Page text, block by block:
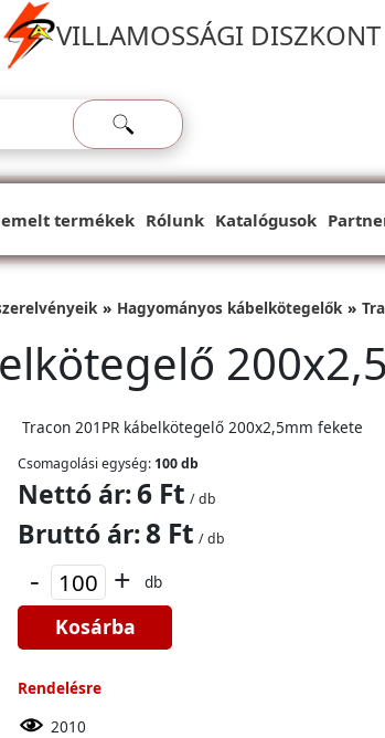
VILLAMOSSÁGI DISZKONT
termékek Rólunk Katalógusok
Hagyományos kábelkötegelők
Tracon 201PR kábelkötegelő 200x2,5mm fekete
Csomagolási egység: 100 db
Nettó ár:6 Ft / db
Bruttó ár:8 Ft / db
- + db
Kosárba
Rendelésre
2010